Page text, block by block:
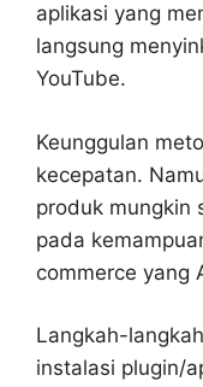
aplikasi yang
langsung
YouTube.
Keunggulan
kecepatan.
produk mungkin
pada
commerce yang
Langkah-
instalasi plugin/